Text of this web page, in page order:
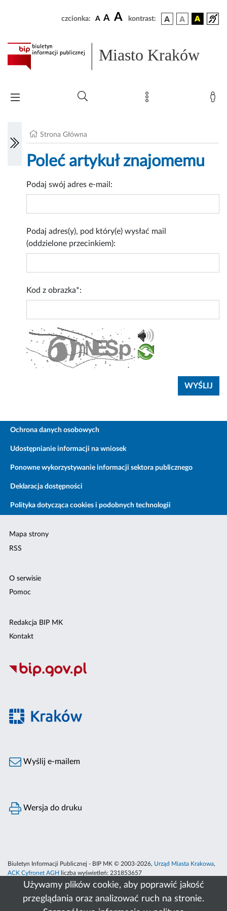
Używamy plików cookie, aby poprawić jakość
przeglądania oraz analizować ruch na stronie.
czcionka: A A A kontrast:
Miasto Kraków
Strona Główna
Poleć artykuł znajomemu
Podaj swój adres e-mail:
Podaj adres(y), pod który(e) wysłać mail
(oddzielone przecinkiem):
Kod z obrazka*:
Ochrona danych osobowych
Udostępnianie informacji na wniosek
Ponowne wykorzystywanie informacji sektora publicznego
Deklaracja dostępności
Polityka dotycząca cookies i podobnych technologii
Mapa strony
RSS
O serwisie
Pomoc
Redakcja BIP MK
Kontakt
Wyślij e-mailem
Wersja do druku
Biuletyn Informacji Publicznej - BIP MK © 2003-2026, Urząd Miasta Krakowa,
ACK Cyfronet AGH
liczba wyświetleń: 231853657